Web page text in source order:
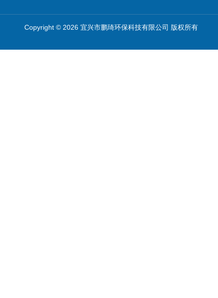
Copyright © 2026 宜兴市鹏琦环保科技有限公司 版权所有